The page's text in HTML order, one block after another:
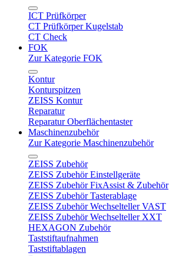
ICT Prüfkörper
CT Prüfkörper Kugelstab
CT Check
FOK
Zur Kategorie FOK
Kontur
Konturspitzen
ZEISS Kontur
Reparatur
Reparatur Oberflächentaster
Maschinenzubehör
Zur Kategorie Maschinenzubehör
ZEISS Zubehör
ZEISS Zubehör Einstellgeräte
ZEISS Zubehör FixAssist & Zubehör
ZEISS Zubehör Tasterablage
ZEISS Zubehör Wechselteller VAST
ZEISS Zubehör Wechselteller XXT
HEXAGON Zubehör
Taststiftaufnahmen
Taststiftablagen